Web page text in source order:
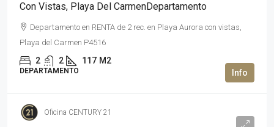
Con Vistas, Playa Del CarmenDepartamento
Departamento en RENTA de 2 rec. en Playa Aurora con vistas,
Playa del Carmen P4516
2 2 117 M2
DEPARTAMENTO
Oficina CENTURY 21